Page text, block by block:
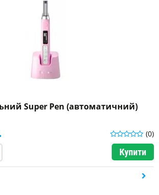
Super Pen (автоматичний)
(0)
Купити